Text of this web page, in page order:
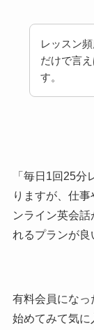
レッスン
だけで言
す。
「毎日1回25
りますが、仕
ンライン英会
れるプランが良
有料会員になっ
始めてみて気に